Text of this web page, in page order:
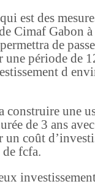
est des
Cimaf Gabon
de
une période de
d
construire une
de 3 ans
coût
fcfa.